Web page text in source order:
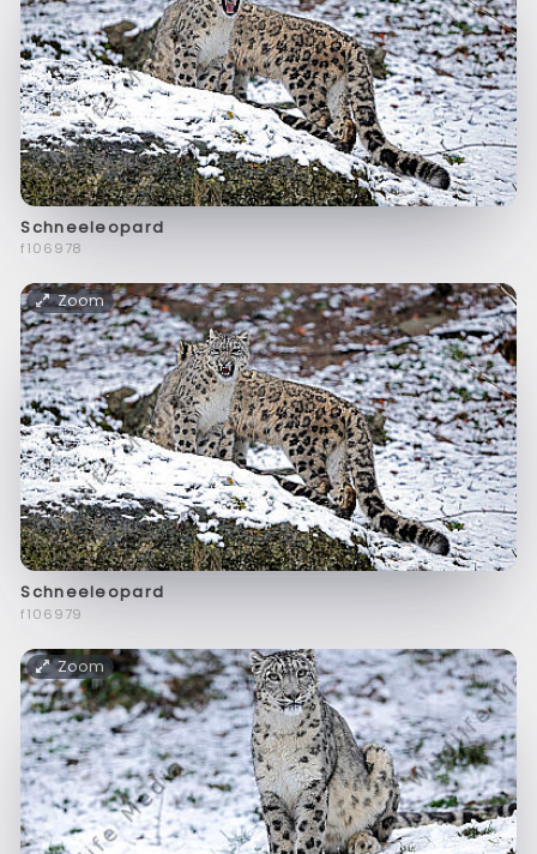
Schneeleopard
f106978
Zoom
Schneeleopard
f106979
Zoom